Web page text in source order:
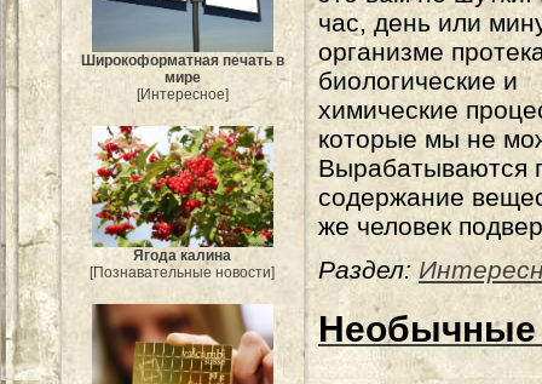
Широкоформатная печать в
мире
[Интересное]
Ягода калина
[Познавательные новости]
час, день или
организме
биологические и
химические
которые мы не
Вырабатываются
содержание
же человек
Раздел:
Необычные